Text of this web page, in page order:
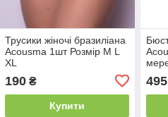
Трусики жіночі бразиліана
Acousma 1шт Розмір M L
XL
190₴
Купити
495